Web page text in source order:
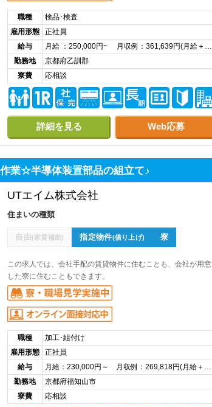
職種
検品･検査
雇用形態
正社員
給与
月給 ：250,000円~ 月収例：361,639円(月給＋…
勤務地
京都府乙訓郡
寮費
応相談
詳細を見る Web応募
業☆半導体装置部品の組立て♪
UTエイム株式会社
住まいの種類
自由(家賃補助) 指定物件(借り上げ) 寮
この求人では、会社手配の賃貸物件に住むことも、会社が用意
した寮に住むこともできます。
職種
加工･組付け
雇用形態
正社員
給与
月給：230,000円～ 月収例：269,818円(月給＋…
勤務地
京都府福知山市
寮費
応相談